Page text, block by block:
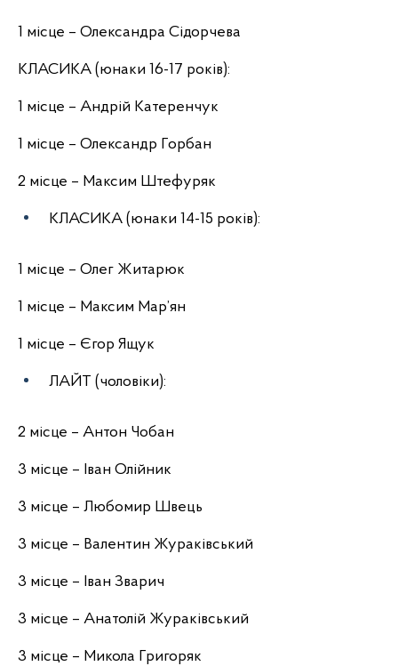
1 місце – Олександра Сідорчева
КЛАСИКА (юнаки 16-17 років):
1 місце – Андрій Катеренчук
1 місце – Олександр Горбан
2 місце – Максим Штефуряк
КЛАСИКА (юнаки 14-15 років):
1 місце – Олег Житарюк
1 місце – Максим Мар’ян
1 місце – Єгор Ящук
ЛАЙТ (чоловіки):
2 місце – Антон Чобан
3 місце – Іван Олійник
3 місце – Любомир Швець
3 місце – Валентин Жураківський
3 місце – Іван Зварич
3 місце – Анатолій Жураківський
3 місце – Микола Григоряк